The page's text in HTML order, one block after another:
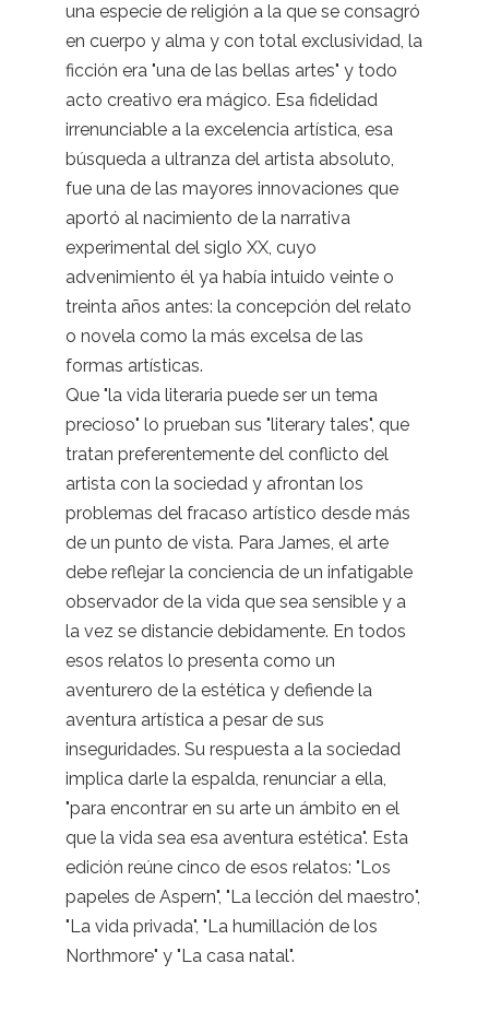
una especie de religión a la que se consagró
en cuerpo y alma y con total exclusividad, la
ficción era "una de las bellas artes" y todo
acto creativo era mágico. Esa fidelidad
irrenunciable a la excelencia artística, esa
búsqueda a ultranza del artista absoluto,
fue una de las mayores innovaciones que
aportó al nacimiento de la narrativa
experimental del siglo XX, cuyo
advenimiento él ya había intuido veinte o
treinta años antes: la concepción del relato
o novela como la más excelsa de las
formas artísticas.
Que "la vida literaria puede ser un tema
precioso" lo prueban sus "literary tales", que
tratan preferentemente del conflicto del
artista con la sociedad y afrontan los
problemas del fracaso artístico desde más
de un punto de vista. Para James, el arte
debe reflejar la conciencia de un infatigable
observador de la vida que sea sensible y a
la vez se distancie debidamente. En todos
esos relatos lo presenta como un
aventurero de la estética y defiende la
aventura artística a pesar de sus
inseguridades. Su respuesta a la sociedad
implica darle la espalda, renunciar a ella,
"para encontrar en su arte un ámbito en el
que la vida sea esa aventura estética". Esta
edición reúne cinco de esos relatos: "Los
papeles de Aspern", "La lección del maestro",
"La vida privada", "La humillación de los
Northmore" y "La casa natal".